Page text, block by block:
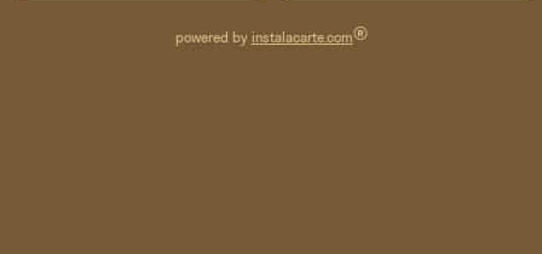
powered by instalacarte.com®